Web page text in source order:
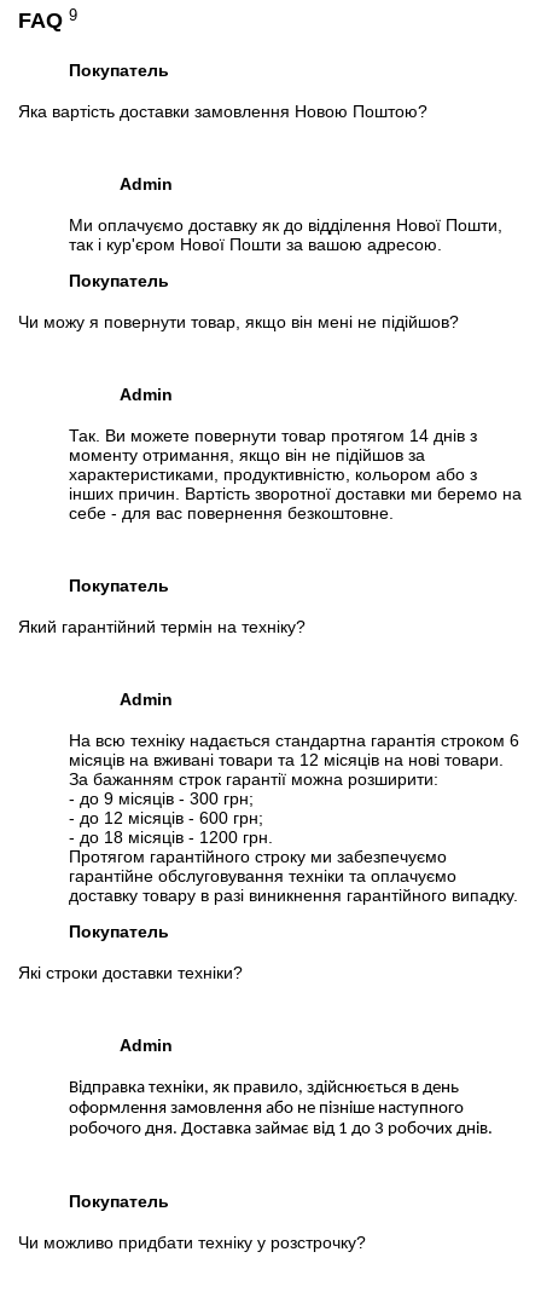
FAQ 9
Покупатель
Яка вартість доставки замовлення Новою Поштою?
Admin
Ми оплачуємо доставку як до відділення Нової Пошти,
так і кур'єром Нової Пошти за вашою адресою.
Покупатель
Чи можу я повернути товар, якщо він мені не підійшов?
Admin
Так. Ви можете повернути товар протягом 14 днів з
моменту отримання, якщо він не підійшов за
характеристиками, продуктивністю, кольором або з
інших причин. Вартість зворотної доставки ми беремо на
себе - для вас повернення безкоштовне.
Покупатель
Який гарантійний термін на техніку?
Admin
На всю техніку надається стандартна гарантія строком 6
місяців на вживані товари та 12 місяців на нові товари.
За бажанням строк гарантії можна розширити:
- до 9 місяців - 300 грн;
- до 12 місяців - 600 грн;
- до 18 місяців - 1200 грн.
Протягом гарантійного строку ми забезпечуємо
гарантійне обслуговування техніки та оплачуємо
доставку товару в разі виникнення гарантійного випадку.
Покупатель
Які строки доставки техніки?
Admin
Відправка техніки, як правило, здійснюється в день
оформлення замовлення або не пізніше наступного
робочого дня. Доставка займає від 1 до 3 робочих днів.
Покупатель
Чи можливо придбати техніку у розстрочку?